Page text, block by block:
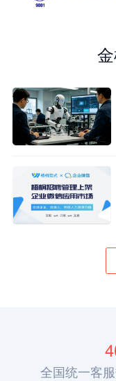
全国统一客